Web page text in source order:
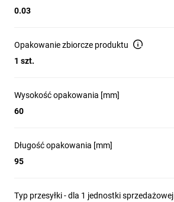
0.03
Opakowanie zbiorcze produktu
1 szt.
Wysokość opakowania [mm]
60
Długość opakowania [mm]
95
Typ przesyłki - dla 1 jednostki sprzedażowej